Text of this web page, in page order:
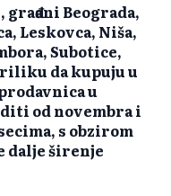
Beograda,
Leskovca, Niša,
Subotice,
da kupuju u
u
od novembra i
s obzirom
dalje širenje